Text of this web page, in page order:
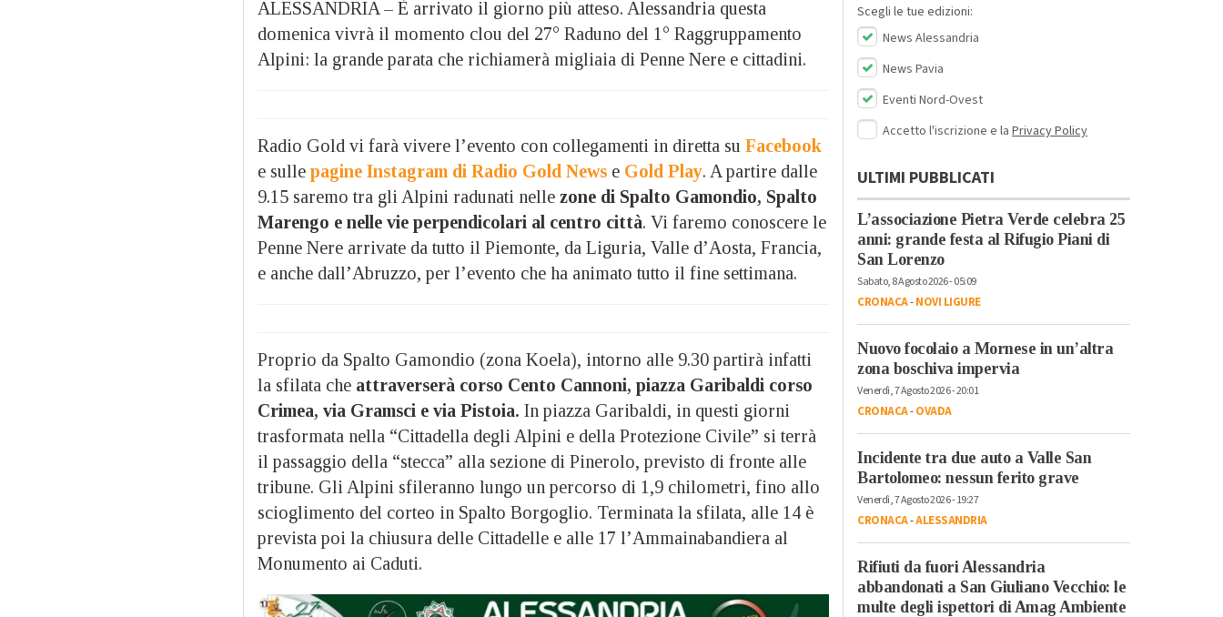
ALESSANDRIA – È arrivato il giorno più atteso. Alessandria questa
domenica vivrà il momento clou del 27° Raduno del 1° Raggruppamento
Alpini: la grande parata che richiamerà migliaia di Penne Nere e cittadini.
Radio Gold vi farà vivere l’evento con collegamenti in diretta su Facebook
e sulle pagine Instagram di Radio Gold News e Gold Play. A partire dalle
9.15 saremo tra gli Alpini radunati nelle zone di Spalto Gamondio, Spalto
Marengo e nelle vie perpendicolari al centro città. Vi faremo conoscere le
Penne Nere arrivate da tutto il Piemonte, da Liguria, Valle d’Aosta, Francia,
e anche dall’Abruzzo, per l’evento che ha animato tutto il fine settimana.
Proprio da Spalto Gamondio (zona Koela), intorno alle 9.30 partirà infatti
la sfilata che attraverserà corso Cento Cannoni, piazza Garibaldi corso
Crimea, via Gramsci e via Pistoia. In piazza Garibaldi, in questi giorni
trasformata nella “Cittadella degli Alpini e della Protezione Civile” si terrà
il passaggio della “stecca” alla sezione di Pinerolo, previsto di fronte alle
tribune. Gli Alpini sfileranno lungo un percorso di 1,9 chilometri, fino allo
scioglimento del corteo in Spalto Borgoglio. Terminata la sfilata, alle 14 è
prevista poi la chiusura delle Cittadelle e alle 17 l’Ammainabandiera al
Monumento ai Caduti.
Scegli le tue edizioni:
News Alessandria
News Pavia
Eventi Nord-Ovest
Accetto l'iscrizione e la Privacy Policy
ULTIMI PUBBLICATI
L’associazione Pietra Verde celebra 25
anni: grande festa al Rifugio Piani di
San Lorenzo
Sabato, 8 Agosto 2026 - 05:09
CRONACA-NOVI LIGURE
Nuovo focolaio a Mornese in un’altra
zona boschiva impervia
Venerdì, 7 Agosto 2026 - 20:01
CRONACA-OVADA
Incidente tra due auto a Valle San
Bartolomeo: nessun ferito grave
Venerdì, 7 Agosto 2026 - 19:27
CRONACA-ALESSANDRIA
Rifiuti da fuori Alessandria
abbandonati a San Giuliano Vecchio: le
multe degli ispettori di Amag Ambiente